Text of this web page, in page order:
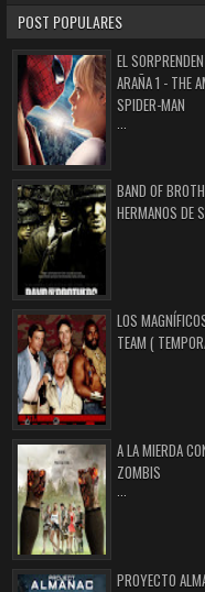
POST POPULARES
EL
ARAÑA 1 - THE
SPIDER-MAN
BAND OF
HERMANOS DE
LOS
TEAM (
A LA MIERDA
ZOMBIS
PROYECTO